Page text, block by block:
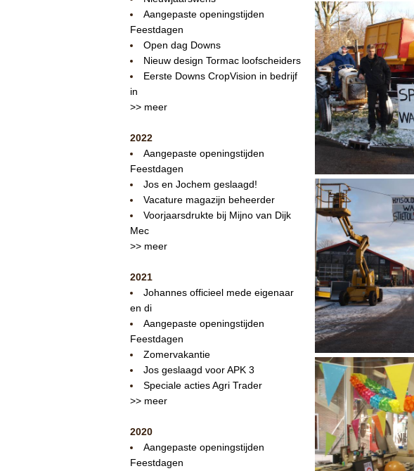
Aangepaste openingstijden
Feestdagen
Open dag Downs
Nieuw design Tormac loofscheiders
Eerste Downs CropVision in bedrijf
in
>> meer
2022
Aangepaste openingstijden
Feestdagen
Jos en Jochem geslaagd!
Vacature magazijn beheerder
Voorjaarsdrukte bij Mijno van Dijk
Mec
>> meer
2021
Johannes officieel mede eigenaar
en di
Aangepaste openingstijden
Feestdagen
Zomervakantie
Jos geslaagd voor APK 3
Speciale acties Agri Trader
>> meer
2020
Aangepaste openingstijden
Feestdagen